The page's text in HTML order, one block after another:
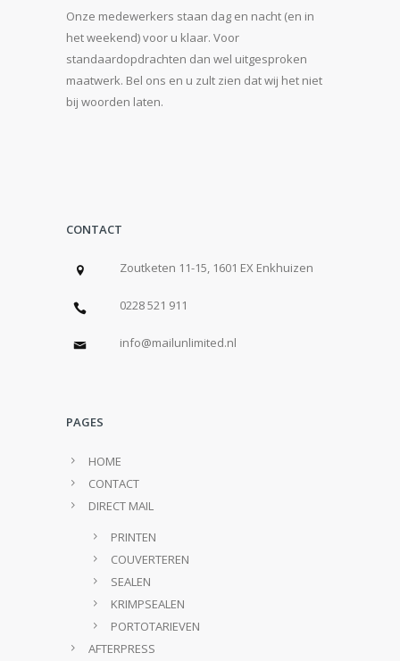
Onze medewerkers staan dag en nacht (en in
het weekend) voor u klaar. Voor
standaardopdrachten dan wel uitgesproken
maatwerk. Bel ons en u zult zien dat wij het niet
bij woorden laten.
CONTACT
Zoutketen 11-15, 1601 EX Enkhuizen
0228 521 911
info@mailunlimited.nl
PAGES
HOME
CONTACT
DIRECT MAIL
PRINTEN
COUVERTEREN
SEALEN
KRIMPSEALEN
PORTOTARIEVEN
AFTERPRESS